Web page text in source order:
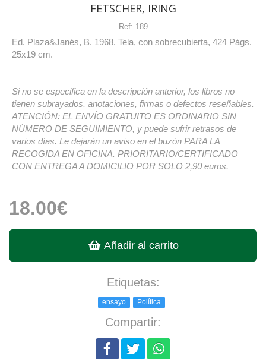
FETSCHER, IRING
Ref: 189
Ed. Plaza&Janés, B. 1968. Tela, con sobrecubierta, 424 Págs.
25x19 cm.
Si no se especifica en la descripción anterior, los libros no
tienen subrayados, anotaciones, firmas o defectos reseñables.
ATENCIÓN: EL ENVÍO GRATUITO ES ORDINARIO SIN
NÚMERO DE SEGUIMIENTO, y puede sufrir retrasos de
varios días. Le dejarán un aviso en el buzón PARA LA
RECOGIDA EN OFICINA. PRIORITARIO/CERTIFICADO
CON ENTREGA A DOMICILIO POR SOLO 2,90 euros.
18.00€
Añadir al carrito
Etiquetas:
ensayo Política
Compartir: